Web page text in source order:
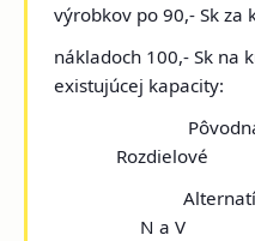
výrobkov po 90,- Sk za
nákladoch 100,- Sk na
existujúcej kapacity:
Rozdielové
N a V